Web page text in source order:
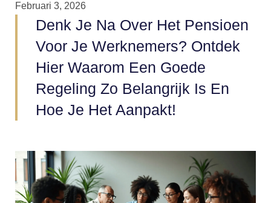
Februari 3, 2026
Denk Je Na Over Het Pensioen
Voor Je Werknemers? Ontdek
Hier Waarom Een Goede
Regeling Zo Belangrijk Is En
Hoe Je Het Aanpakt!